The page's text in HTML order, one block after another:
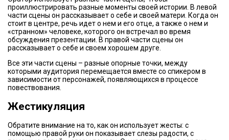
проиллюстрировать разные моменты своей истории. В левой
части сцены он рассказывает о себе и своей матери. Когда он
стоит в центре, речь идет о нем и его отце, а также о нем и
«странном» человеке, которого он встречал во время
обсуждения презентации. В правой части сцены он
рассказывает о себе и своем хорошем друге.
Все эти части сцены – разные опорные точки, между
которыми аудитория перемещается вместе со спикером в
зависимости от персонажей, появляющихся в процессе
повествования.
Жестикуляция
Обратите внимание на то, как он использует жесты: с
помощью правой руки он показывает слезы радости, с